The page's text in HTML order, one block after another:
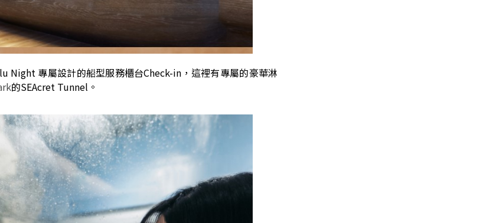
Night 專屬設計的船型服務櫃台Check-in，這裡有專屬的豪華淋
的SEAcret Tunnel。